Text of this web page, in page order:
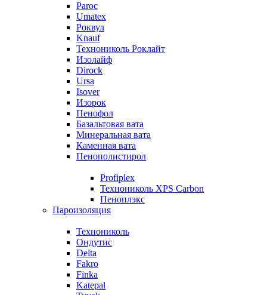
Paroc
Umatex
Роквул
Knauf
Технониколь Роклайт
Изолайф
Dirock
Ursa
Isover
Изорок
Пенофол
Базальтовая вата
Минеральная вата
Каменная вата
Пенополистирол
Profiplex
Технониколь XPS Carbon
Пеноплэкс
Пароизоляция
Технониколь
Ондутис
Delta
Fakro
Finka
Katepal